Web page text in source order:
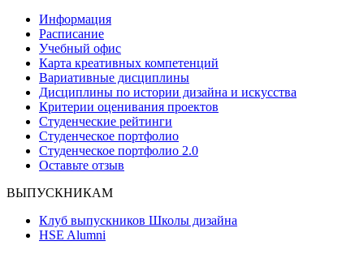
Информация
Расписание
Учебный офис
Карта креативных компетенций
Вариативные дисциплины
Дисциплины по истории дизайна и искусства
Критерии оценивания проектов
Студенческие рейтинги
Студенческое портфолио
Студенческое портфолио 2.0
Оставьте отзыв
ВЫПУСКНИКАМ
Клуб выпускников Школы дизайна
HSE Alumni